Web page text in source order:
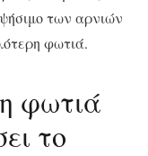
των αρνιών
φωτιά.
φωτιά
το